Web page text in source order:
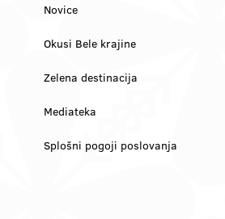
Novice
Okusi Bele krajine
Zelena destinacija
Mediateka
Splošni pogoji poslovanja